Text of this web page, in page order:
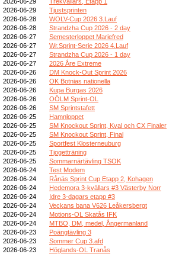
2026-06-29
Tjustsprinten
2026-06-28
WOLV-Cup 2026 3.Lauf
2026-06-28
Strandzha Cup 2026 - 2 day
2026-06-27
Semesterloppet Mariefred
2026-06-27
Wr.Sprint-Serie 2026 4.Lauf
2026-06-27
Strandzha Cup 2026 - 1 day
2026-06-27
2026 Åre Extreme
2026-06-26
DM Knock-Out Sprint 2026
2026-06-26
OK Botnias nationella
2026-06-26
Kupa Burgas 2026
2026-06-26
OÖLM Sprint-OL
2026-06-26
SM Sprintstafett
2026-06-25
Hamnloppet
2026-06-25
SM Knockout Sprint, Kval och CX Finaler
2026-06-25
SM Knockout Sprint, Final
2026-06-25
Sportfest Klosterneuburg
2026-06-25
Tjogetträning
2026-06-25
Sommarnärtävling TSOK
2026-06-24
Test Modem
2026-06-24
Rånäs Sprint Cup Etapp 2, Kohagen
2026-06-24
Hedemora 3-kvällars #3 Västerby Norr
2026-06-24
Idre 3-dagars etapp #3
2026-06-24
Veckans bana V626 Leåkersbergt
2026-06-24
Motions-OL Skatås IFK
2026-06-24
MTBO, DM, medel, Ångermanland
2026-06-23
Poängtävling 3
2026-06-23
Sommer Cup 3.afd
2026-06-23
Höglands-OL Tranås